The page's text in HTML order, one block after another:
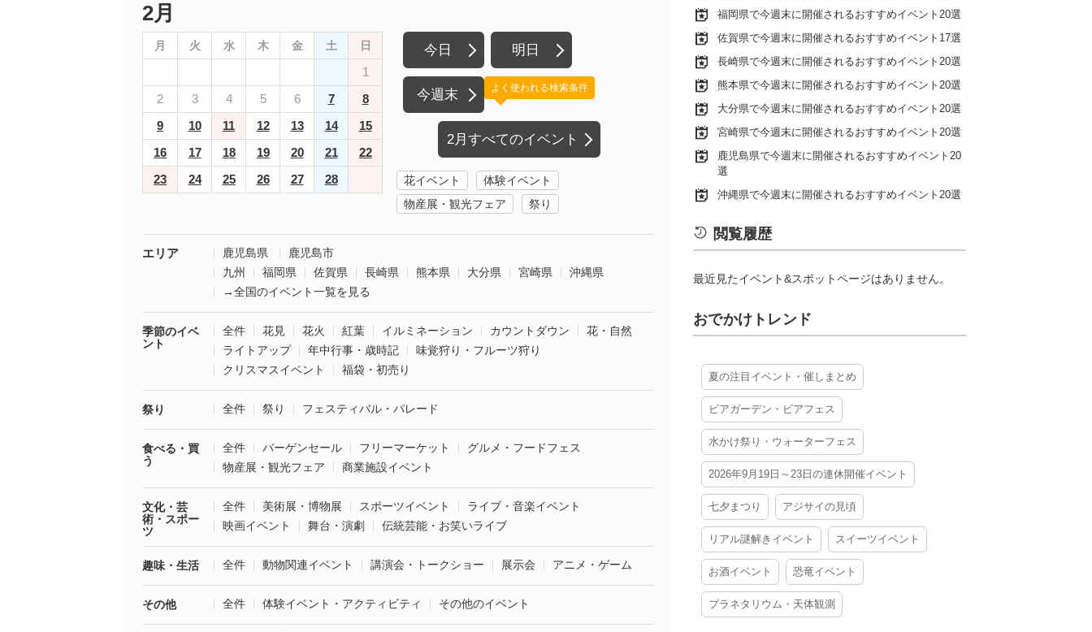
2月
月 火 水 木 金 土 日
1
2
3 4 5 6 7
8
9
10 11 12 13 14
15
16
17 18 19 20 21
22
23
24 25 26 27 28
今日 明日
今週末
2月すべてのイベント
よく使われる検索条件
花イベント
体験イベント
物産展・観光フェア
祭り
エリア 鹿児島県
鹿児島市
九州
福岡県 佐賀県 長崎県 熊本県 大分県 宮崎県
沖縄県
→全国のイベント一覧を見る
季節のイベ
ント
全件 花見 花火 紅葉 イルミネーション カウントダウン
花・自然
ライトアップ
年中行事・歳時記
味覚狩り・フルーツ狩り
クリスマスイベント
福袋・初売り
祭り 全件 祭り フェスティバル・パレード
食べる・買
う
全件 バーゲンセール フリーマーケット
グルメ・フードフェス
物産展・観光フェア
商業施設イベント
文化・芸
術・スポー
ツ
全件 美術展・博物展 スポーツイベント
ライブ・音楽イベント
映画イベント
舞台・演劇 伝統芸能・お笑いライブ
趣味・生活 全件 動物関連イベント 講演会・トークショー 展示会 アニメ・ゲーム
その他 全件 体験イベント・アクティビティ その他のイベント
福岡県で今週末に開催されるおすすめイベント20選
佐賀県で今週末に開催されるおすすめイベント17選
長崎県で今週末に開催されるおすすめイベント20選
熊本県で今週末に開催されるおすすめイベント20選
大分県で今週末に開催されるおすすめイベント20選
宮崎県で今週末に開催されるおすすめイベント20選
鹿児島県で今週末に開催されるおすすめイベント20
選
沖縄県で今週末に開催されるおすすめイベント20選
閲覧履歴
最近見たイベント&スポットページはありません。
おでかけトレンド
夏の注目イベント・催しまとめ
ビアガーデン・ビアフェス
水かけ祭り・ウォーターフェス
2026年9月19日～23日の連休開催イベント
七夕まつり アジサイの見頃
リアル謎解きイベント スイーツイベント
お酒イベント 恐竜イベント
プラネタリウム・天体観測